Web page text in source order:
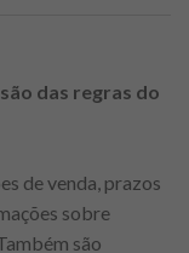
das regras do
de venda, prazos
sobre
são